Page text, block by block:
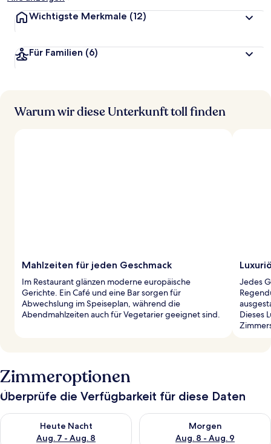
Wichtigste Merkmale (12)
Für Familien (6)
Warum wir diese Unterkunft toll finden
Mahlzeiten für jeden Geschmack
Im Restaurant glänzen moderne europäische
Gerichte. Ein Café und eine Bar sorgen für
Abwechslung im Speiseplan, während die
Abendmahlzeiten auch für Vegetarier geeignet sind.
Jedes
Dieses
Zimmeroptionen
Überprüfe die Verfügbarkeit für diese Daten
Heute Nacht
Aug. 7 - Aug. 8
Überprüfe die Verfügbarkeit für heute Nacht, Aug. 7 - Aug. 8.
Morgen
Aug. 8 - Aug. 9
Überprüfe die Verfügbarkeit